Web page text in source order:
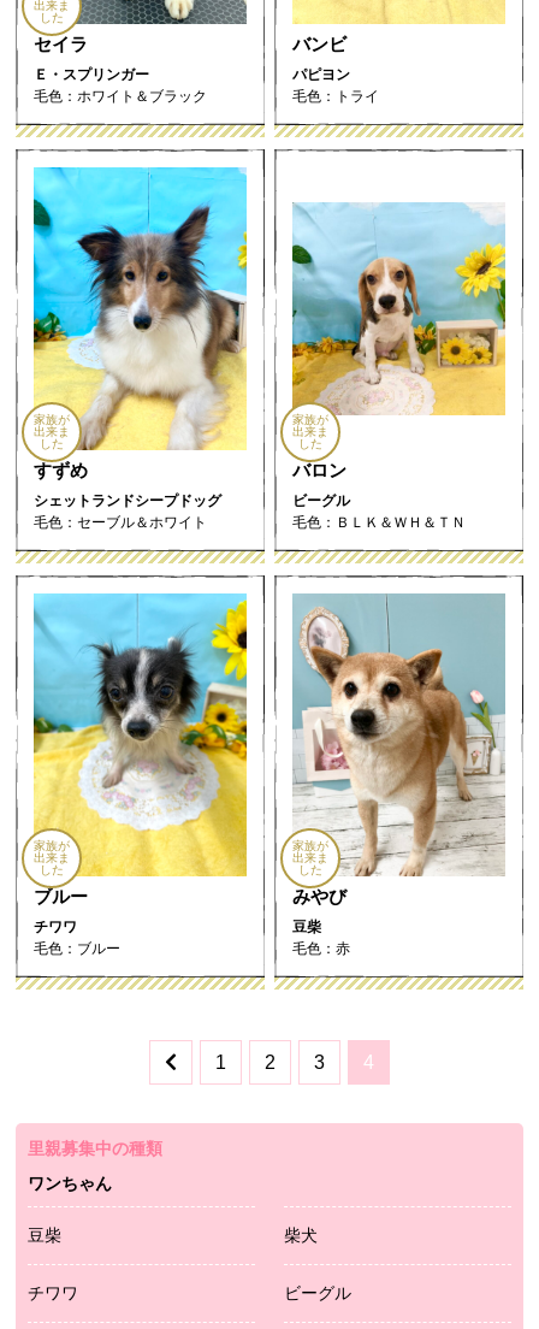
出来ま
した
セイラ
Ｅ・スプリンガー
毛色：ホワイト＆ブラック
バンビ
パピヨン
毛色：トライ
家族が
出来ま
した
すずめ
シェットランドシープドッグ
毛色：セーブル＆ホワイト
家族が
出来ま
した
バロン
ビーグル
毛色：ＢＬＫ＆ＷＨ＆ＴＮ
家族が
出来ま
した
ブルー
チワワ
毛色：ブルー
家族が
出来ま
した
みやび
豆柴
毛色：赤
1 2 3 4
里親募集中の種類
ワンちゃん
豆柴 柴犬
チワワ ビーグル